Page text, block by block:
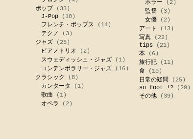
ポップ (33)
J-Pop (10)
フレンチ・ポップス (14)
テクノ
(3)
ジャズ (25)
ピアノトリオ (2)
スウェディッシュ・ジャズ (1)
コンテンポラリー・ジャズ (16)
クラシック
(8)
カンタータ
(1)
歌曲 (1)
オペラ
(2)
ホラー (2)
監督(3)
女優(2)
アート
(13)
写真(22)
tips(21)
本(6)
旅行記(11)
食(10)
日常の疑問 (25)
so foot !?(29)
その他(39)